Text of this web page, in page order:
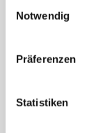
Notwendig
Präferenzen
Statistiken